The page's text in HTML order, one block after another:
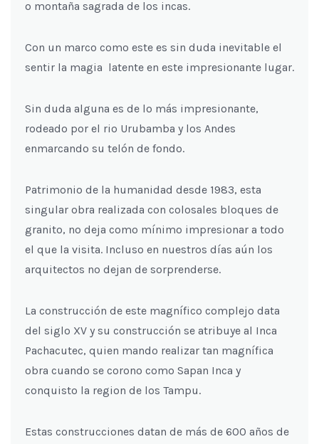
o montaña sagrada de los incas.
Con un marco como este es sin duda inevitable el
sentir la magia latente en este impresionante lugar.
Sin duda alguna es de lo más impresionante,
rodeado por el rio Urubamba y los Andes
enmarcando su telón de fondo.
Patrimonio de la humanidad desde 1983, esta
singular obra realizada con colosales bloques de
granito, no deja como mínimo impresionar a todo
el que la visita. Incluso en nuestros días aún los
arquitectos no dejan de sorprenderse.
La construcción de este magnífico complejo data
del siglo XV y su construcción se atribuye al Inca
Pachacutec, quien mando realizar tan magnífica
obra cuando se corono como Sapan Inca y
conquisto la region de los Tampu.
Estas construcciones datan de más de 600 años de